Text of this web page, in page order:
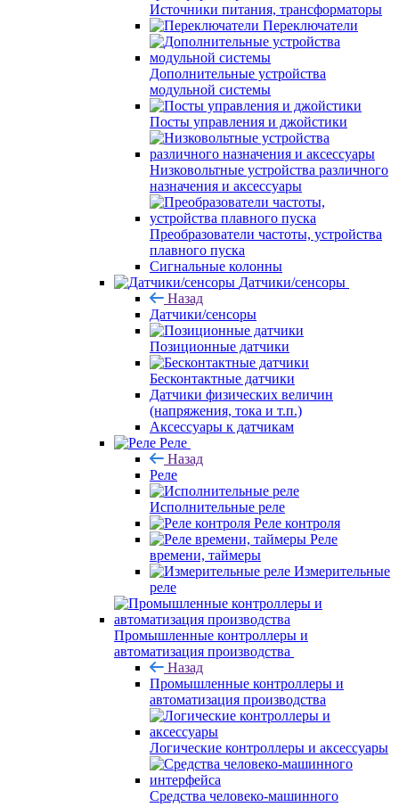
Источники питания, трансформаторы
Переключатели
Дополнительные устройства
модульной системы
Посты управления и джойстики
Низковольтные устройства различного
назначения и аксессуары
Преобразователи частоты, устройства
плавного пуска
Сигнальные колонны
Датчики/сенсоры
Назад
Датчики/сенсоры
Позиционные датчики
Бесконтактные датчики
Датчики физических величин
(напряжения, тока и т.п.)
Аксессуары к датчикам
Реле
Назад
Реле
Исполнительные реле
Реле контроля
Реле
времени, таймеры
Измерительные
реле
Промышленные контроллеры и
автоматизация производства
Назад
Промышленные контроллеры и
автоматизация производства
Логические контроллеры и аксессуары
Средства человеко-машинного